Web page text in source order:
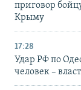
приговор
Крыму
17:28
Удар РФ по
человек –